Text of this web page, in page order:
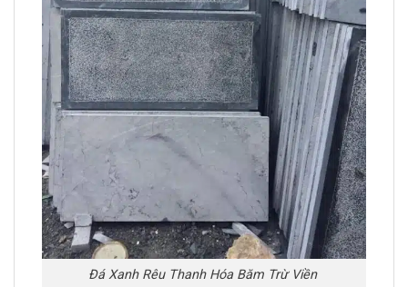
Đá Xanh Rêu Thanh Hóa Băm Trừ Viền